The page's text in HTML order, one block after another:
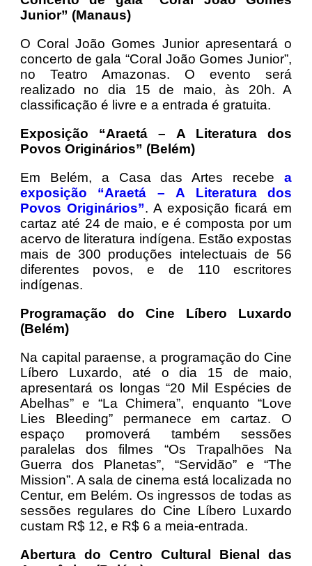
Junior” (Manaus)
O Coral João Gomes Junior apresentará o
concerto de gala “Coral João Gomes Junior”,
no Teatro Amazonas. O evento será
realizado no dia 15 de maio, às 20h. A
classificação é livre e a entrada é gratuita.
Exposição “Araetá – A Literatura dos
Povos Originários” (Belém)
Em Belém, a Casa das Artes recebea
exposição “Araetá – A Literatura dos
Povos Originários”. A exposição ficará em
cartaz até 24 de maio, e é composta por um
acervo de literatura indígena. Estão expostas
mais de 300 produções intelectuais de 56
diferentes povos, e de 110 escritores
indígenas.
Programação do Cine Líbero Luxardo
(Belém)
Na capital paraense, a programação do Cine
Líbero Luxardo, até o dia 15 de maio,
apresentará os longas “20 Mil Espécies de
Abelhas” e “La Chimera”, enquanto “Love
Lies Bleeding” permanece em cartaz. O
espaço promoverá também sessões
paralelas dos filmes “Os Trapalhões Na
Guerra dos Planetas”, “Servidão” e “The
Mission”. A sala de cinema está localizada no
Centur, em Belém. Os ingressos de todas as
sessões regulares do Cine Líbero Luxardo
custam R$ 12, e R$ 6 a meia-entrada.
Abertura do Centro Cultural Bienal das